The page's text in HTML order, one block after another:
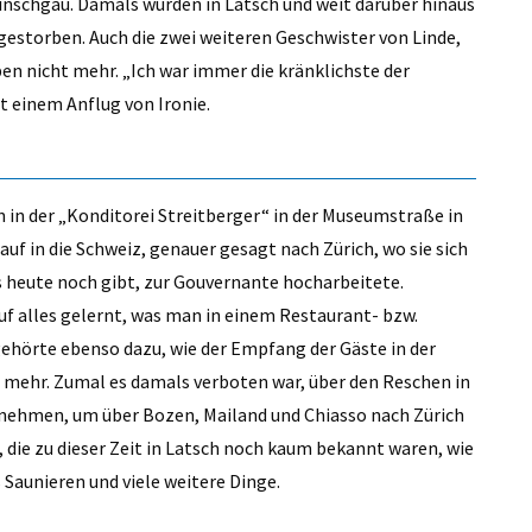
Auch die zwei weiteren Geschwister von Linde,
nicht mehr. „Ich war immer die kränklichste der
einem Anflug von Ironie.
in der „Konditorei Streitberger“ in der Museumstraße in
in die Schweiz, genauer gesagt nach Zürich, wo sie sich
noch gibt, zur Gouvernante hocharbeitete.
alles gelernt, was man in einem Restaurant- bzw.
ebenso dazu, wie der Empfang der Gäste in der
Zumal es damals verboten war, über den Reschen in
um über Bozen, Mailand und Chiasso nach Zürich
zu dieser Zeit in Latsch noch kaum bekannt waren, wie
und viele weitere Dinge.